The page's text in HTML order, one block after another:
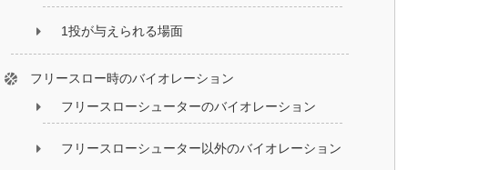
1投が与えられる場面
フリースロー時のバイオレーション
フリースローシューターのバイオレーション
フリースローシューター以外のバイオレーション